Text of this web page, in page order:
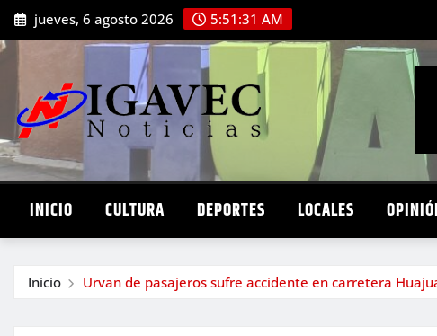
Saltar
al
contenido
jueves, 6 agosto 2026 5:51:33 AM
INICIO CULTURA DEPORTES LOCALES
Inicio Urvan de pasajeros sufre accidente en carretera